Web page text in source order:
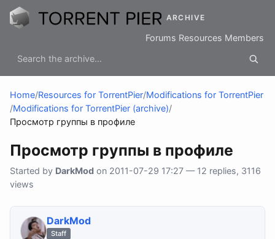
ARCHIVE
Forums Resources Members
Home/Resources for TorrentPier/Modifications for TorrentPier
/Modifications for TorrentPier (archive)/
Просмотр группы в профиле
Просмотр группы в профиле
Started by DarkMod on 2011-07-29 17:27 — 12 replies, 3116
views
DarkMod
Staff